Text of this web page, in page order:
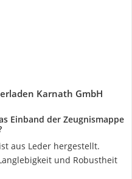
Karnath GmbH
Einband der Zeugnismappe
aus Leder hergestellt.
und Robustheit